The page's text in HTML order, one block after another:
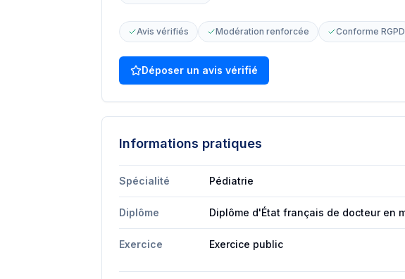
Avis vérifiés Modération renforcée Conforme RGPD
Déposer un avis vérifié
Informations pratiques
Spécialité Pédiatrie
Diplôme Diplôme d'État français de docteur en
Exercice Exercice public